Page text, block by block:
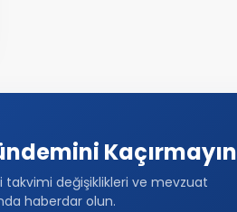
Kaçırmayın
takvimi değişiklikleri ve mevzuat
haberdar olun.